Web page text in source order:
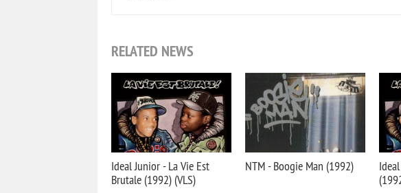
RELATED NEWS
Ideal Junior - La Vie Est
Brutale (1992) (VLS)
NTM - Boogie Man (1992)